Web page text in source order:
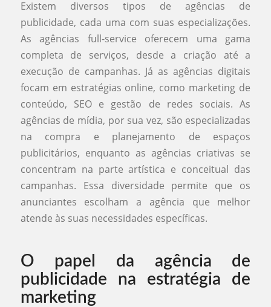
Existem diversos tipos de agências de
publicidade, cada uma com suas especializações.
As agências full-service oferecem uma gama
completa de serviços, desde a criação até a
execução de campanhas. Já as agências digitais
focam em estratégias online, como marketing de
conteúdo, SEO e gestão de redes sociais. As
agências de mídia, por sua vez, são especializadas
na compra e planejamento de espaços
publicitários, enquanto as agências criativas se
concentram na parte artística e conceitual das
campanhas. Essa diversidade permite que os
anunciantes escolham a agência que melhor
atende às suas necessidades específicas.
O papel da agência de
publicidade na estratégia de
marketing